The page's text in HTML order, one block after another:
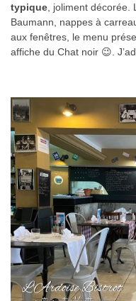
typique , joliment
Baumann, nappes à
aux fenêtres, le menu
affiche du Chat noir 😉.